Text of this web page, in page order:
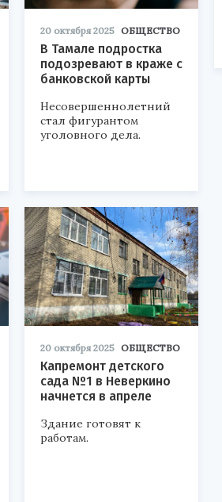
20 октября 2025 ОБЩЕСТВО
В Тамале подростка
подозревают в краже с
банковской карты
Несовершеннолетний
стал фигурантом
уголовного дела.
20 октября 2025 ОБЩЕСТВО
Капремонт детского
сада №1 в Неверкино
начнется в апреле
Здание готовят к
работам.